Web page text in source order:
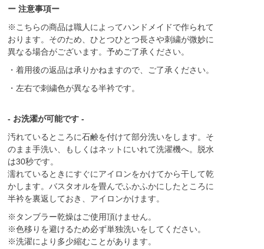
ー 注意事項ー
※こちらの商品は職人によってハンドメイドで作られて
おります。そのため、ひとつひとつ長さや刺繍が微妙に
異なる場合がございます。予めご了承ください。
・着用後の返品は承りかねますので、ご了承ください。
・左右で刺繍色が異なる半衿です。
- お洗濯が可能です -
汚れているところに石鹸を付けて部分洗いをします。そ
のまま手洗い、もしくはネットにいれて洗濯機へ。脱水
は30秒です。
濡れているときにすぐにアイロンをかけてから干して乾
かします。バスタオルを畳んでふかふかにしたところに
半衿を裏返しておき、アイロンかけます。
※タンブラー乾燥はご使用頂けません。
※色移りを避けるため必ず単独洗いをしてください。
※洗濯により多少縮むことがあります。